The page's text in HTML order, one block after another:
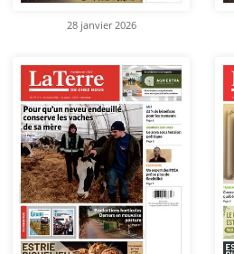
28 janvier 2026